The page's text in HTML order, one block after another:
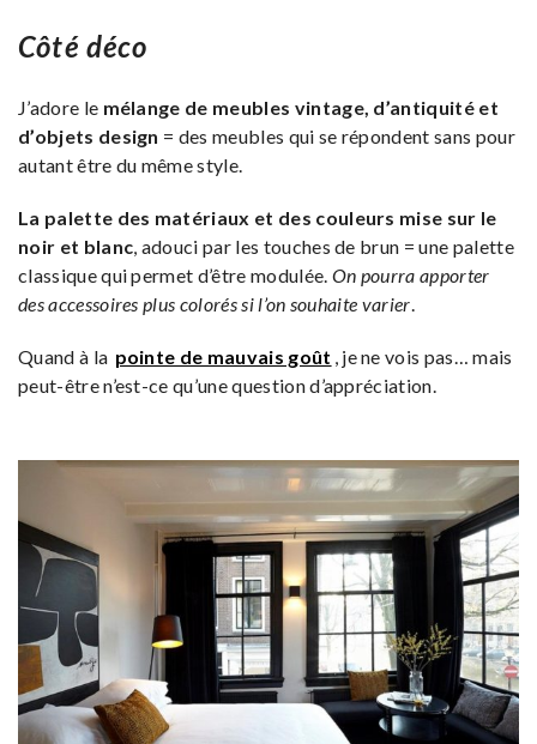
Côté déco
J’adore le mélange de meubles vintage, d’antiquité et
d’objets design = des meubles qui se répondent sans pour
autant être du même style.
La palette des matériaux et des couleurs mise sur le
noir et blanc , adouci par les touches de brun = une palette
classique qui permet d’être modulée. On pourra apporter
des accessoires plus colorés si l’on souhaite varier
Quand à la pointe de mauvais goût , je ne vois pas… mais
peut-être n’est-ce qu’une question d’appréciation.